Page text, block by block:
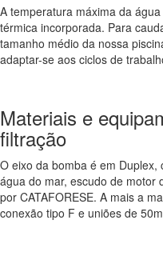
A temperatura máxima da
térmica incorporada. Para
tamanho médio da nossa
adaptar-se aos ciclos de
Materiais e
filtração
O eixo da bomba é em
água do mar, escudo de motor
por CATAFORESE. A mais a
conexão tipo F e uniões de